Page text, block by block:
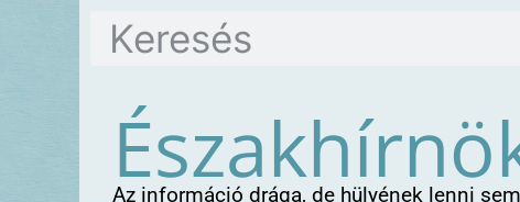
Az információ drága, de hülyének lenni